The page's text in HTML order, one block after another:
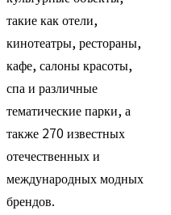
такие как отели,
кинотеатры, рестораны,
кафе, салоны красоты,
спа и различные
тематические парки, а
также 270 известных
отечественных и
международных модных
брендов.